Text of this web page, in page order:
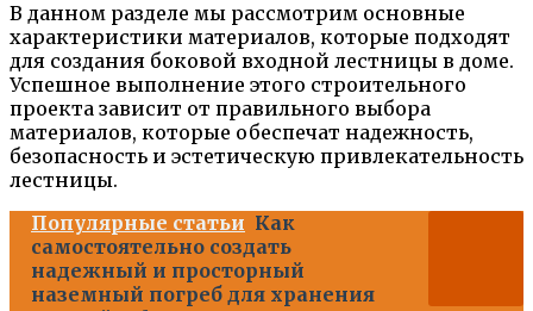
В данном разделе мы рассмотрим основные
характеристики материалов, которые подходят
для создания боковой входной лестницы в доме.
Успешное выполнение этого строительного
проекта зависит от правильного выбора
материалов, которые обеспечат надежность,
безопасность и эстетическую привлекательность
лестницы.
Популярные статьи Как
самостоятельно создать
надежный и просторный
наземный погреб для хранения